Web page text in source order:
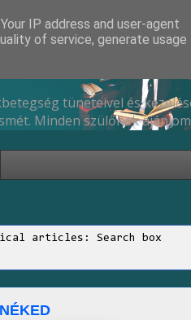
tüneteivel és
Minden szülőnek ajánlom
articles: Search box
IP address and user-agent
of service, generate usage